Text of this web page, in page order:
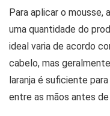
Para aplicar o mousse,
uma quantidade do
ideal varia de acordo
cabelo, mas
laranja é suficiente
entre as mãos antes